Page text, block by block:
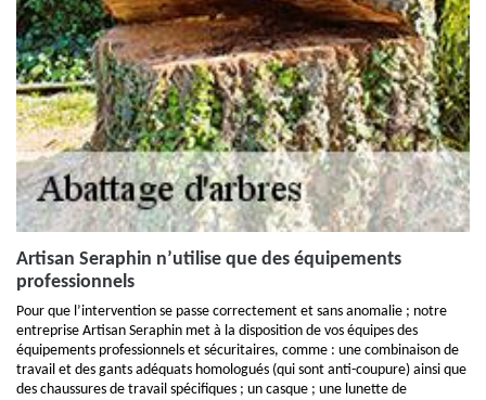
Artisan Seraphin n’utilise que des équipements
professionnels
Pour que l’intervention se passe correctement et sans anomalie ; notre
entreprise Artisan Seraphin met à la disposition de vos équipes des
équipements professionnels et sécuritaires, comme : une combinaison de
travail et des gants adéquats homologués (qui sont anti-coupure) ainsi que
des chaussures de travail spécifiques ; un casque ; une lunette de